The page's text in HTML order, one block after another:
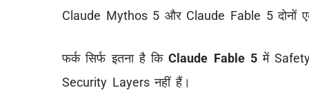
Claude Mythos 5 और Claude Fable 5 दोनों
फर्क सिर्फ इतना है किClaude Fable 5में
Security Layers नहीं हैं।